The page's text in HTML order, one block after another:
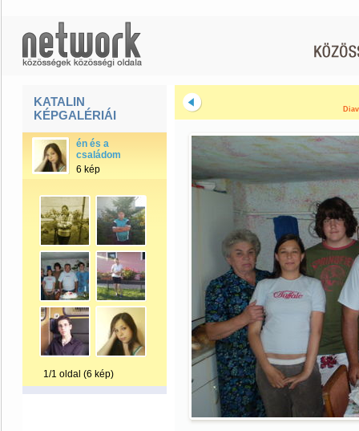
KATALIN
KÉPGALÉRIÁI
én és a
családom
6 kép
1/1 oldal (6 kép)